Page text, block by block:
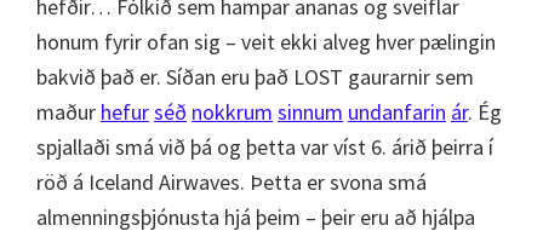
hefðir… Fólkið sem hampar ananas og sveiflar
honum fyrir ofan sig – veit ekki alveg hver pælingin
bakvið það er. Síðan eru það LOST gaurarnir sem
maður hefurséð nokkrum sinnum undanfarin ár. Ég
spjallaði smá við þá og þetta var víst 6. árið þeirra í
röð á Iceland Airwaves. Þetta er svona smá
almenningsþjónusta hjá þeim – þeir eru að hjálpa